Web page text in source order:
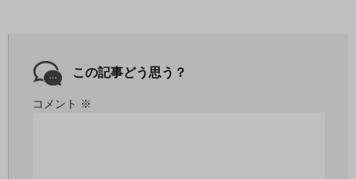
この記事どう思う？
コメント ※